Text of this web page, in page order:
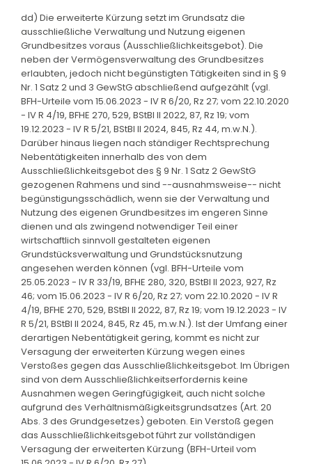
dd) Die erweiterte Kürzung setzt im Grundsatz die
ausschließliche Verwaltung und Nutzung eigenen
Grundbesitzes voraus (Ausschließlichkeitsgebot). Die
neben der Vermögensverwaltung des Grundbesitzes
erlaubten, jedoch nicht begünstigten Tätigkeiten sind in § 9
Nr. 1 Satz 2 und 3 GewStG abschließend aufgezählt (vgl.
BFH-Urteile vom 15.06.2023 - IV R 6/20, Rz 27; vom 22.10.2020
- IV R 4/19, BFHE 270, 529, BStBl II 2022, 87, Rz 19; vom
19.12.2023 - IV R 5/21, BStBl II 2024, 845, Rz 44, m.w.N.).
Darüber hinaus liegen nach ständiger Rechtsprechung
Nebentätigkeiten innerhalb des von dem
Ausschließlichkeitsgebot des § 9 Nr. 1 Satz 2 GewStG
gezogenen Rahmens und sind --ausnahmsweise-- nicht
begünstigungsschädlich, wenn sie der Verwaltung und
Nutzung des eigenen Grundbesitzes im engeren Sinne
dienen und als zwingend notwendiger Teil einer
wirtschaftlich sinnvoll gestalteten eigenen
Grundstücksverwaltung und Grundstücksnutzung
angesehen werden können (vgl. BFH-Urteile vom
25.05.2023 - IV R 33/19, BFHE 280, 320, BStBl II 2023, 927, Rz
46; vom 15.06.2023 - IV R 6/20, Rz 27; vom 22.10.2020 - IV R
4/19, BFHE 270, 529, BStBl II 2022, 87, Rz 19; vom 19.12.2023 - IV
R 5/21, BStBl II 2024, 845, Rz 45, m.w.N.). Ist der Umfang einer
derartigen Nebentätigkeit gering, kommt es nicht zur
Versagung der erweiterten Kürzung wegen eines
Verstoßes gegen das Ausschließlichkeitsgebot. Im Übrigen
sind von dem Ausschließlichkeitserfordernis keine
Ausnahmen wegen Geringfügigkeit, auch nicht solche
aufgrund des Verhältnismäßigkeitsgrundsatzes (Art. 20
Abs. 3 des Grundgesetzes) geboten. Ein Verstoß gegen
das Ausschließlichkeitsgebot führt zur vollständigen
Versagung der erweiterten Kürzung (BFH-Urteil vom